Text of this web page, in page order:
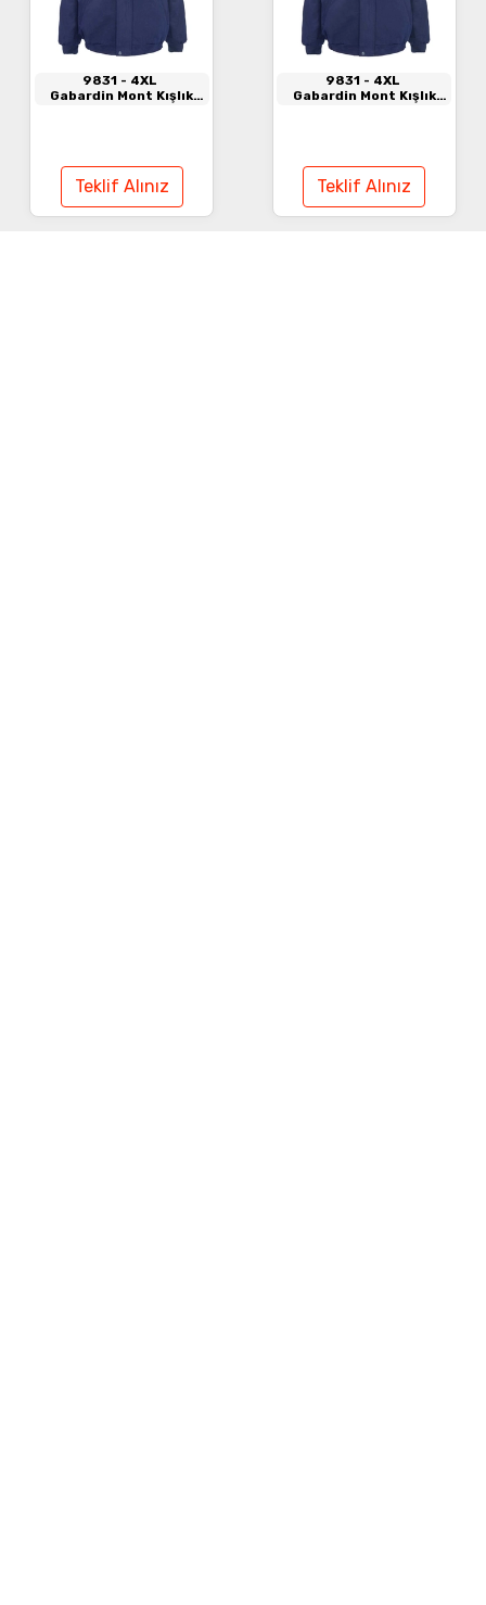
9831 - 4XL
Gabardin Mont Kışlık
Teklif Alınız
9831 - 4XL
Gabardin Mont Kışlık
Teklif Alınız